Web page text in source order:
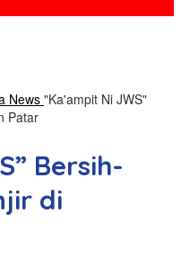
News "Ka'ampit Ni JWS"
Patar
Bersih-
di